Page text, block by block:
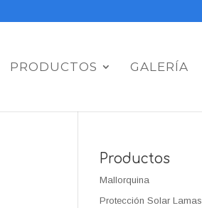
PRODUCTOS GALERÍA
Productos
Mallorquina
Protección Solar Lamas